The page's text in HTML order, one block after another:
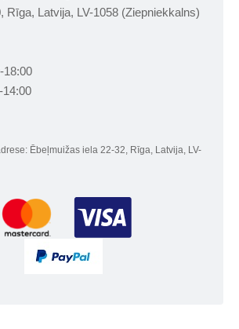
Rīga, Latvija, LV-1058 (Ziepniekkalns)
18:00
14:00
Ēbeļmuižas iela 22-32, Rīga, Latvija, LV-